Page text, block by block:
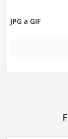
JPG a GIF